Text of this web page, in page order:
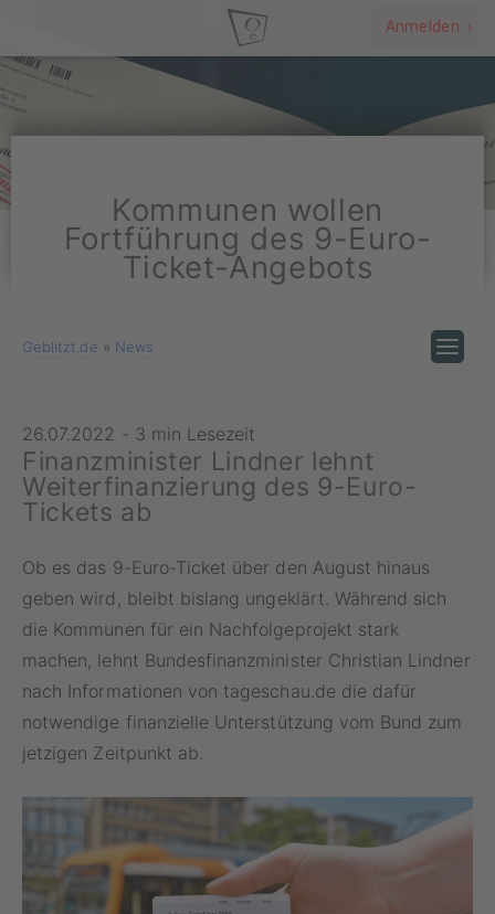
Anmelden ›
Kommunen wollen
Fortführung des 9-Euro-
Ticket-Angebots
Geblitzt.de » News
26.07.2022 - 3 min Lesezeit
Finanzminister Lindner lehnt
Weiterfinanzierung des 9-Euro-
Tickets ab
Ob es das 9-Euro-Ticket über den August hinaus
geben wird, bleibt bislang ungeklärt. Während sich
die Kommunen für ein Nachfolgeprojekt stark
machen, lehnt Bundesfinanzminister Christian Lindner
nach Informationen von tageschau.de die dafür
notwendige finanzielle Unterstützung vom Bund zum
jetzigen Zeitpunkt ab.